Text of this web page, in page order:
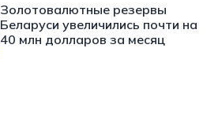
Золотовалютные резервы
Беларуси увеличились почти на
40 млн долларов за месяц